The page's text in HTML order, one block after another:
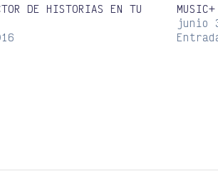
DE HISTORIAS EN TU
junio